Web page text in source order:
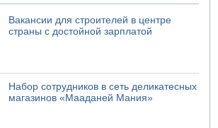
Вакансии для строителей в центре
страны с достойной зарплатой
Набор сотрудников в сеть деликатесных
магазинов «Мааданей Мания»